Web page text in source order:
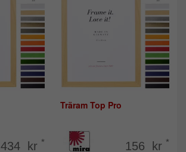
434 kr *
Träram Top Pro
156 kr *